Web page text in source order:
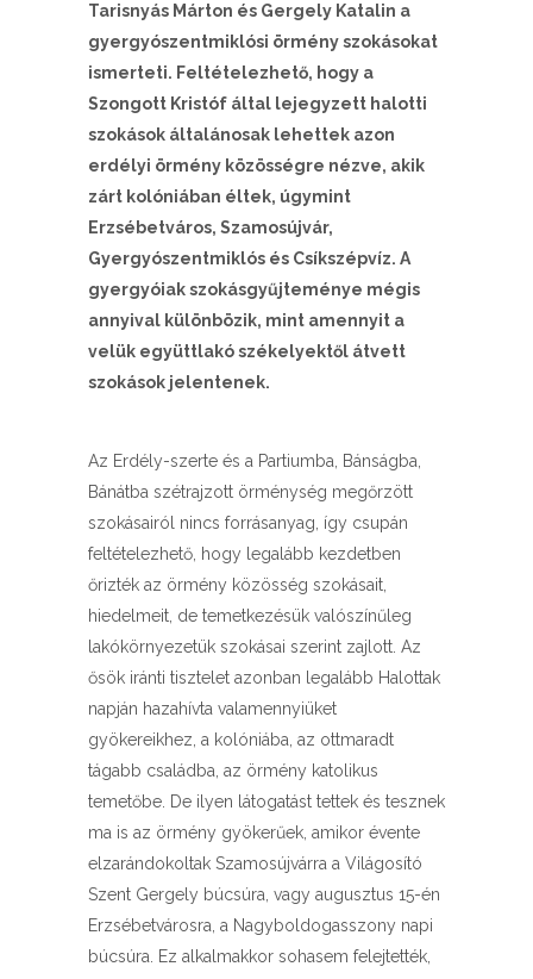
Tarisnyás Márton és Gergely Katalin a
gyergyószentmiklósi örmény szokásokat
ismerteti. Feltételezhető, hogy a
Szongott Kristóf által lejegyzett halotti
szokások általánosak lehettek azon
erdélyi örmény közösségre nézve, akik
zárt kolóniában éltek, úgymint
Erzsébetváros, Szamosújvár,
Gyergyószentmiklós és Csíkszépvíz. A
gyergyóiak szokásgyűjteménye mégis
annyival különbözik, mint amennyit a
velük együttlakó székelyektől átvett
szokások jelentenek.
Az Erdély-szerte és a Partiumba, Bánságba,
Bánátba szétrajzott örménység megőrzött
szokásairól nincs forrásanyag, így csupán
feltételezhető, hogy legalább kezdetben
őrizték az örmény közösség szokásait,
hiedelmeit, de temetkezésük valószínűleg
lakókörnyezetük szokásai szerint zajlott. Az
ősök iránti tisztelet azonban legalább Halottak
napján hazahívta valamennyiüket
gyökereikhez, a kolóniába, az ottmaradt
tágabb családba, az örmény katolikus
temetőbe. De ilyen látogatást tettek és tesznek
ma is az örmény gyökerűek, amikor évente
elzarándokoltak Szamosújvárra a Világosító
Szent Gergely búcsúra, vagy augusztus 15-én
Erzsébetvárosra, a Nagyboldogasszony napi
búcsúra. Ez alkalmakkor sohasem felejtették,